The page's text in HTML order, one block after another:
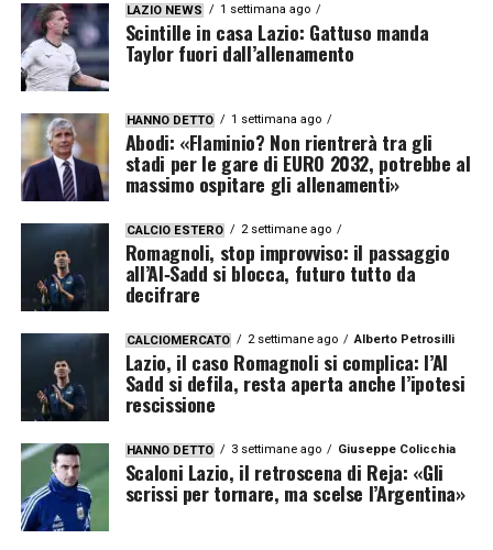
LAZIO NEWS 1 settimana ago
Scintille in casa Lazio: Gattuso manda
Taylor fuori dall’allenamento
HANNO DETTO 1 settimana ago
Abodi: «Flaminio? Non rientrerà tra gli
stadi per le gare di EURO 2032, potrebbe al
massimo ospitare gli allenamenti»
CALCIO ESTERO 2 settimane ago
Romagnoli, stop improvviso: il passaggio
all’Al‑Sadd si blocca, futuro tutto da
decifrare
CALCIOMERCATO 2 settimane ago Alberto Petrosilli
Lazio, il caso Romagnoli si complica: l’Al
Sadd si defila, resta aperta anche l’ipotesi
rescissione
HANNO DETTO 3 settimane ago Giuseppe Colicchia
Scaloni Lazio, il retroscena di Reja: «Gli
scrissi per tornare, ma scelse l’Argentina»